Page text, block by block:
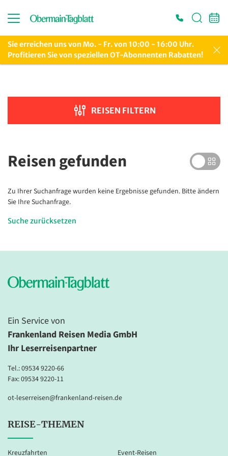
Sie erreichen uns von Mo. - Fr. von 10:00 - 16:00 Uhr.
Profitieren Sie von speziellen OT-Abonnenten Rabatten!
Suche verfeinern
Sortieren nach
Preis
Reiseart
Adventsreisen
Deutschland Reisen
Events
Flusskreuzfahrt
Frühjahrs-Reisen
Herbstreisen
Hochseekreuzfahrten
Katalogvorschau Winter
REISEN FILTERN
Reisengefunden
Zu Ihrer Suchanfrage wurden keine Ergebnisse gefunden. Bitte ändern
Sie Ihre Suchanfrage.
Suche zurücksetzen
Ein Service von
Frankenland Reisen Media GmbH
Ihr Leserreisenpartner
Tel.:09534 9220-66
Fax: 09534 9220-11
ot-leserreisen@frankenland-reisen.de
REISE-THEMEN
Kreuzfahrten Event-Reisen